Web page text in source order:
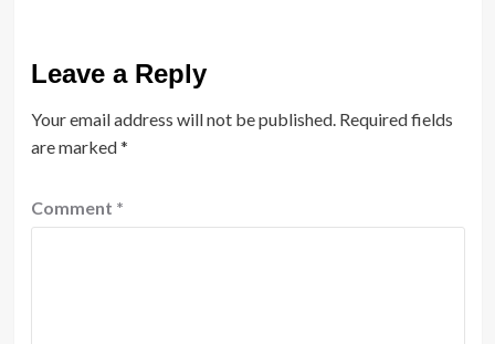
Leave a Reply
Your email address will not be published. Required fields
are marked*
Comment *